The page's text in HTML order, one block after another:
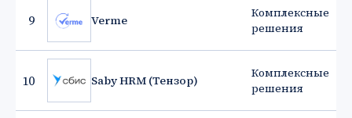
9 Verme
Комплексные
решения
10 Saby HRM (Тензор)
Комплексные
решения